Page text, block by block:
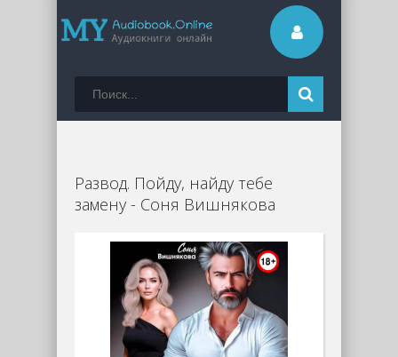
Развод. Пойду, найду тебе
замену - Соня Вишнякова